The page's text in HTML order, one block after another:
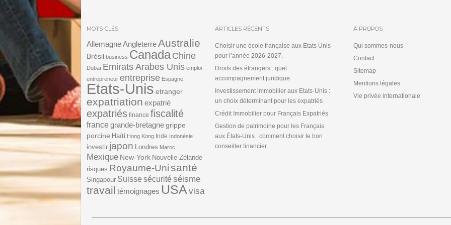
MOTS-CLÉS
AllemagneAngleterreAustralie
Brésil business CanadaChine
Dubaï Emirats Arabes Unis emploi
entrepreneur entreprise Espagne
Etats-Unis etranger
expatriation expatrié
expatriés finance fiscalité
france grande-bretagnegrippe
porcine Haïti Hong Kong Inde Indonésie
investir japon Londres Maroc
Mexique New-York Nouvelle-Zélande
risques Royaume-Unisanté
Singapour Suisse sécurité séisme
travail témoignages USA visa
ARTICLES RÉCENTS
Choisir une école française aux Etats Unis
pour l’année 2026-2027.
Droits des étrangers : quel
accompagnement juridique
Investissement immobilier aux Etats-Unis :
un choix déterminant pour les expatriés
Crédit Immobilier pour Français Expatriés
Gestion de patrimoine pour les Français
aux États-Unis : comment choisir le bon
conseiller financier
À PROPOS
Qui sommes-nous
Contact
Sitemap
Mentions légales
Vie privée internationale